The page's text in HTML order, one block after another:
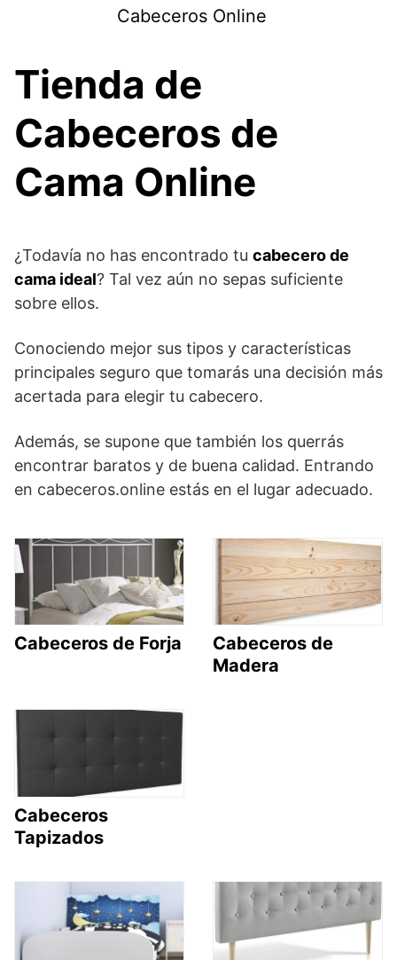
Cabeceros Online
Tienda de
Cabeceros de
Cama Online
¿Todavía no has encontrado tu cabecero de
cama ideal? Tal vez aún no sepas suficiente
sobre ellos.
Conociendo mejor sus tipos y características
principales seguro que tomarás una decisión más
acertada para elegir tu cabecero.
Además, se supone que también los querrás
encontrar baratos y de buena calidad. Entrando
en cabeceros.online estás en el lugar adecuado.
Cabeceros de Forja
Cabeceros de
Madera
Cabeceros
Tapizados